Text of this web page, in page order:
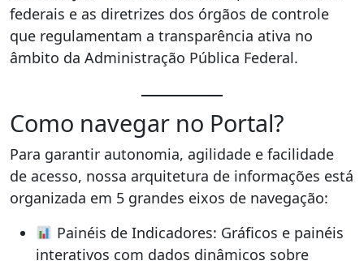
federais e as diretrizes dos órgãos de controle
que regulamentam a transparência ativa no
âmbito da Administração Pública Federal.
Como navegar no Portal?
Para garantir autonomia, agilidade e facilidade
de acesso, nossa arquitetura de informações está
organizada em 5 grandes eixos de navegação:
Painéis de Indicadores: Gráficos e painéis
interativos com dados dinâmicos sobre